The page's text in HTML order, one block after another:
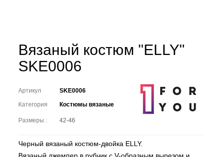
Вязаный костюм "ELLY"
SKE0006
Артикул
SKE0006
Категория
Костюмы вязаные
Размеры : 42-46
Черный вязаный костюм-двойка ELLY.